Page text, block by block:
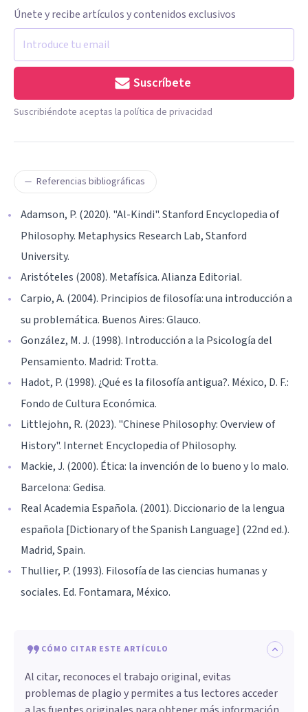
Únete y recibe artículos y contenidos exclusivos
Suscríbete
Suscribiéndote aceptas la política de privacidad
Referencias bibliográficas
Adamson, P. (2020). "Al-Kindi". Stanford Encyclopedia of
Philosophy. Metaphysics Research Lab, Stanford
University.
Aristóteles (2008). Metafísica. Alianza Editorial.
Carpio, A. (2004). Principios de filosofía: una introducción a
su problemática. Buenos Aires: Glauco.
González, M. J. (1998). Introducción a la Psicología del
Pensamiento. Madrid: Trotta.
Hadot, P. (1998). ¿Qué es la filosofía antigua?. México, D. F.:
Fondo de Cultura Económica.
Littlejohn, R. (2023). "Chinese Philosophy: Overview of
History". Internet Encyclopedia of Philosophy.
Mackie, J. (2000). Ética: la invención de lo bueno y lo malo.
Barcelona: Gedisa.
Real Academia Española. (2001). Diccionario de la lengua
española [Dictionary of the Spanish Language] (22nd ed.).
Madrid, Spain.
Thullier, P. (1993). Filosofía de las ciencias humanas y
sociales. Ed. Fontamara, México.
CÓMO CITAR ESTE ARTÍCULO
Al citar, reconoces el trabajo original, evitas
problemas de plagio y permites a tus lectores acceder